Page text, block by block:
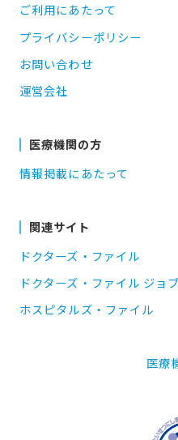
ご利用にあたって
プライバシーポリシー
お問い合わせ
運営会社
医療機関の方
情報掲載にあたって
関連サイト
ドクターズ・ファイル
ドクターズ・ファイル ジョ
ホスピタルズ・ファイル
医療